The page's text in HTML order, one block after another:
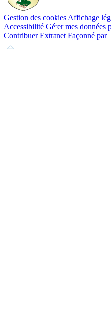
Gestion des cookies Affichage
Accessibilité Gérer mes données
Contribuer Extranet Façonné par